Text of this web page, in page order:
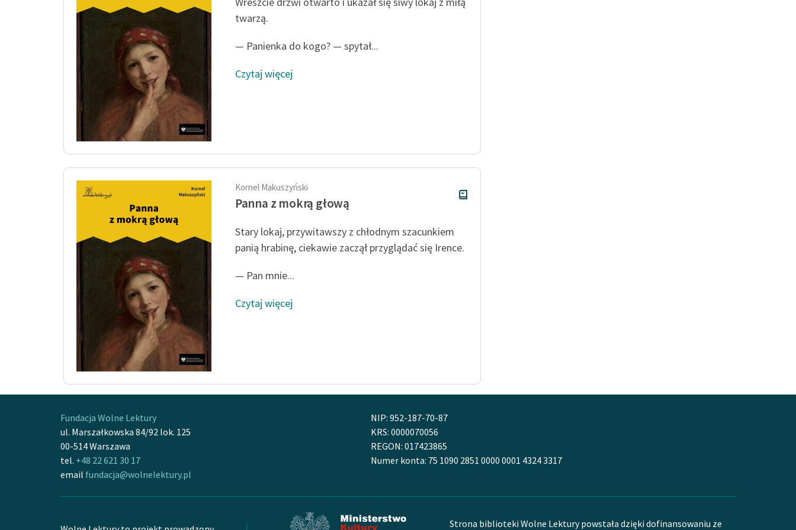
Odkurzamy bohaterów
twarzą.
— Panienka do kogo? — spytał...
Czytaj więcej
Kornel Makuszyński
Panna z mokrą głową
Stary lokaj, przywitawszy z chłodnym szacunkiem
panią hrabinę, ciekawie zaczął przyglądać się Irence.
— Pan mnie...
Czytaj więcej
Fundacja Wolne Lektury
ul. Marszałkowska 84/92 lok. 125
00-514 Warszawa
tel. +48 22 621 30 17
email fundacja@wolnelektury.pl
NIP: 952-187-70-87
KRS: 0000070056
REGON: 017423865
Numer konta: 75 1090 2851 0000 0001 4324 3317
Strona biblioteki Wolne Lektury powstała dzięki dofinansowaniu ze